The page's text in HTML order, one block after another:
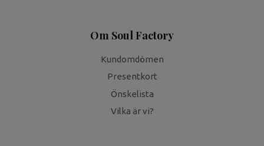
Om Soul Factory
Kundomdömen
Presentkort
Önskelista
Vilka är vi?